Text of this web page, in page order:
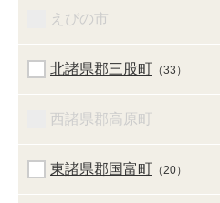
えびの市
北諸県郡三股町 （33）
西諸県郡高原町
東諸県郡国富町 （20）